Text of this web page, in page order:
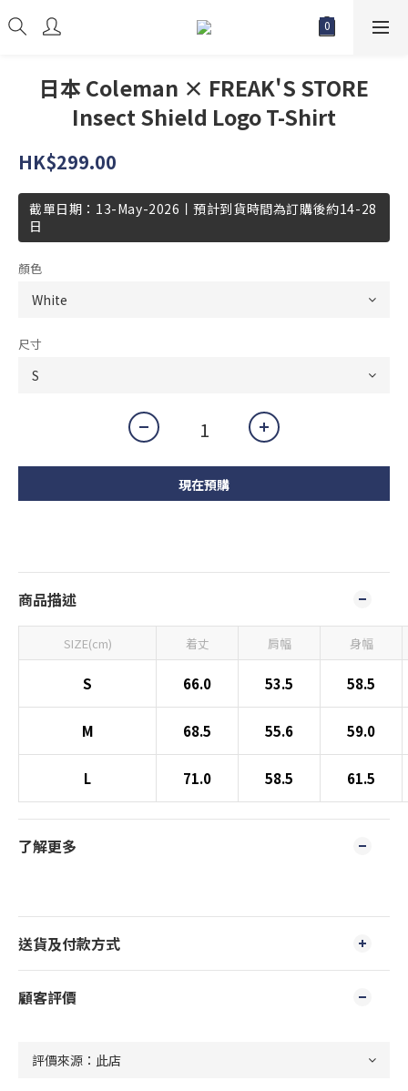
日本 Coleman × FREAK'S STORE
Insect Shield Logo T-Shirt
HK$299.00
截單日期：13-May-2026丨預計到貨時間為訂購後約14-28
日
顏色
尺寸
現在預購
商品描述
SIZE(cm) 着丈 肩幅 身幅
S 66.0 53.5 58.5
M 68.5 55.6 59.0
L 71.0 58.5 61.5
了解更多
送貨及付款方式
顧客評價